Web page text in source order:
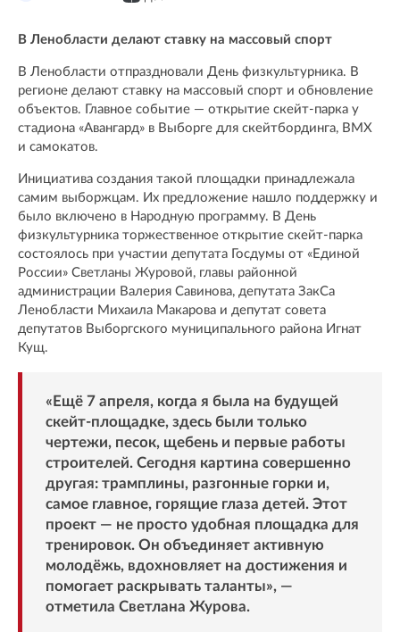
В Ленобласти делают ставку на массовый спорт
В Ленобласти отпраздновали День физкультурника. В
регионе делают ставку на массовый спорт и обновление
объектов. Главное событие — открытие скейт-парка у
стадиона «Авангард» в Выборге для скейтбординга, BMX
и самокатов.
Инициатива создания такой площадки принадлежала
самим выборжцам. Их предложение нашло поддержку и
было включено в Народную программу. В День
физкультурника торжественное открытие скейт-парка
состоялось при участии депутата Госдумы от «Единой
России» Светланы Журовой, главы районной
администрации Валерия Савинова, депутата ЗакСа
Ленобласти Михаила Макарова и депутат совета
депутатов Выборгского муниципального района Игнат
Кущ.
«Ещё 7 апреля, когда я была на будущей
скейт-площадке, здесь были только
чертежи, песок, щебень и первые работы
строителей. Сегодня картина совершенно
другая: трамплины, разгонные горки и,
самое главное, горящие глаза детей. Этот
проект — не просто удобная площадка для
тренировок. Он объединяет активную
молодёжь, вдохновляет на достижения и
помогает раскрывать таланты», —
отметила Светлана Журова.